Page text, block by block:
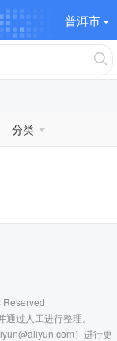
普洱市
分类
过人工进行整理。
）进行更